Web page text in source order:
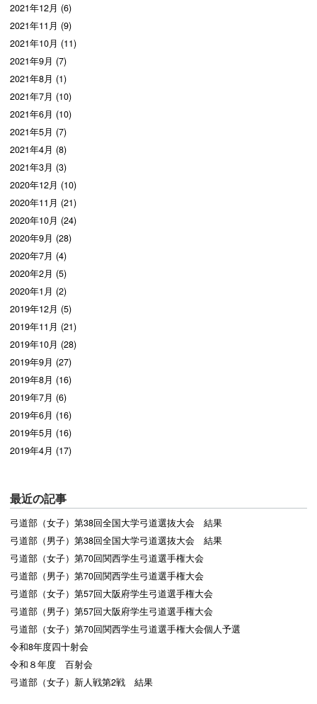
2021年12月 (6)
2021年11月 (9)
2021年10月 (11)
2021年9月 (7)
2021年8月 (1)
2021年7月 (10)
2021年6月 (10)
2021年5月 (7)
2021年4月 (8)
2021年3月 (3)
2020年12月 (10)
2020年11月 (21)
2020年10月 (24)
2020年9月 (28)
2020年7月 (4)
2020年2月 (5)
2020年1月 (2)
2019年12月 (5)
2019年11月 (21)
2019年10月 (28)
2019年9月 (27)
2019年8月 (16)
2019年7月 (6)
2019年6月 (16)
2019年5月 (16)
2019年4月 (17)
最近の記事
弓道部（女子）第38回全国大学弓道選抜大会 結果
弓道部（男子）第38回全国大学弓道選抜大会 結果
弓道部（女子）第70回関西学生弓道選手権大会
弓道部（男子）第70回関西学生弓道選手権大会
弓道部（女子）第57回大阪府学生弓道選手権大会
弓道部（男子）第57回大阪府学生弓道選手権大会
弓道部（女子）第70回関西学生弓道選手権大会個人予選
令和8年度四十射会
令和８年度 百射会
弓道部（女子）新人戦第2戦 結果